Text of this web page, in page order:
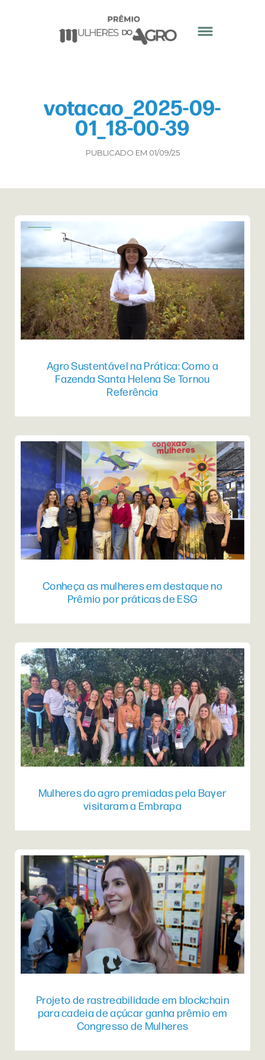
votacao_2025-09-
01_18-00-39
PUBLICADO EM 01/09/25
Agro Sustentável na Prática: Como a
Fazenda Santa Helena Se Tornou
Referência
Conheça as mulheres em destaque no
Prêmio por práticas de ESG
Mulheres do agro premiadas pela Bayer
visitaram a Embrapa
Projeto de rastreabilidade em blockchain
para cadeia de açúcar ganha prêmio em
Congresso de Mulheres